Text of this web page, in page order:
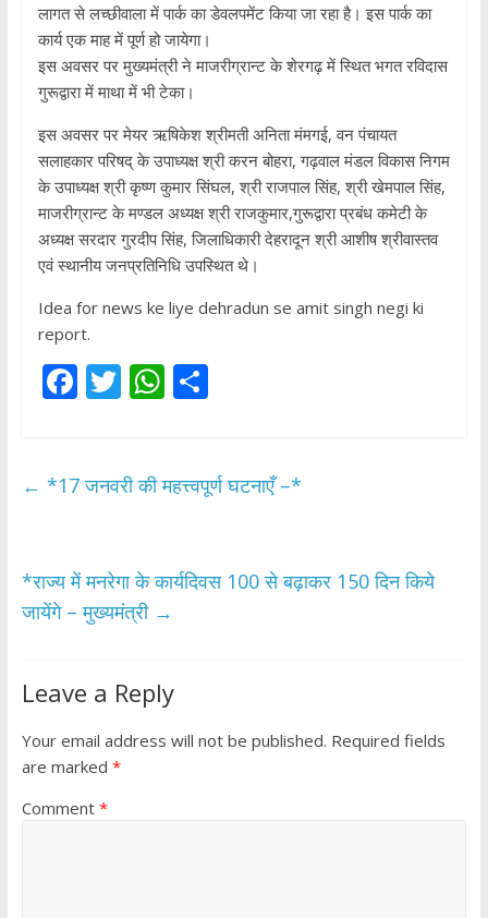
लागत से लच्छीवाला में पार्क का डेवलपमेंट किया जा रहा है। इस पार्क का
कार्य एक माह में पूर्ण हो जायेगा।
इस अवसर पर मुख्यमंत्री ने माजरीग्रान्ट के शेरगढ़ में स्थित भगत रविदास
गुरूद्वारा में माथा में भी टेका।
इस अवसर पर मेयर ऋषिकेश श्रीमती अनिता मंमगई, वन पंचायत
सलाहकार परिषद् के उपाध्यक्ष श्री करन बोहरा, गढ़वाल मंडल विकास निगम
के उपाध्यक्ष श्री कृष्ण कुमार सिंघल, श्री राजपाल सिंह, श्री खेमपाल सिंह,
माजरीग्रान्ट के मण्डल अध्यक्ष श्री राजकुमार,गुरूद्वारा प्रबंध कमेटी के
अध्यक्ष सरदार गुरदीप सिंह, जिलाधिकारी देहरादून श्री आशीष श्रीवास्तव
एवं स्थानीय जनप्रतिनिधि उपस्थित थे।
Idea for news ke liye dehradun se amit singh negi ki
report.
F
b
k
T
er
W
s
p
S
e
← *17 जनवरी की महत्त्वपूर्ण घटनाएँ –*
*राज्य में मनरेगा के कार्यदिवस 100 से बढ़ाकर 150 दिन किये
जायेंगे – मुख्यमंत्री →
Leave a Reply
Your email address will not be published. Required fields
are marked *
Comment *